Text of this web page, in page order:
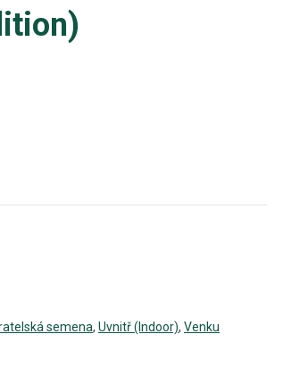
semena, Uvnitř (Indoor), Venku